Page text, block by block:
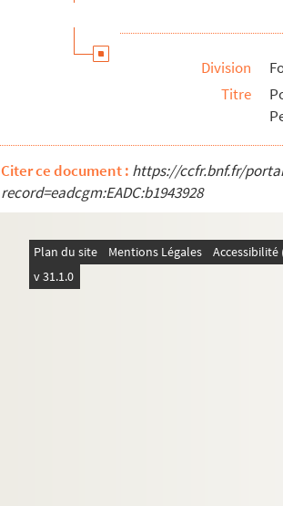
Division
Titre
Citer ce document : https://ccfr.bnf.fr/
record=eadcgm:EADC:b1943928
Plan du site Mentions Légales
v 31.1.0